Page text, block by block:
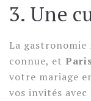
3. Une
La
connue, et
votre mariage
vos invités